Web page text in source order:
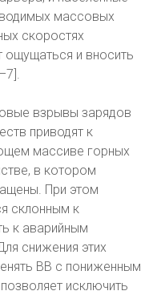
массовых
скоростях
и вносить
взрывы зарядов
приводят к
массиве горных
в котором
При этом
склонным к
к аварийным
снижения этих
ВВ с пониженным
исключить